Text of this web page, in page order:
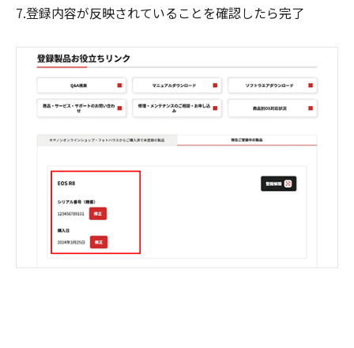
7.登録内容が反映されていることを確認したら完了